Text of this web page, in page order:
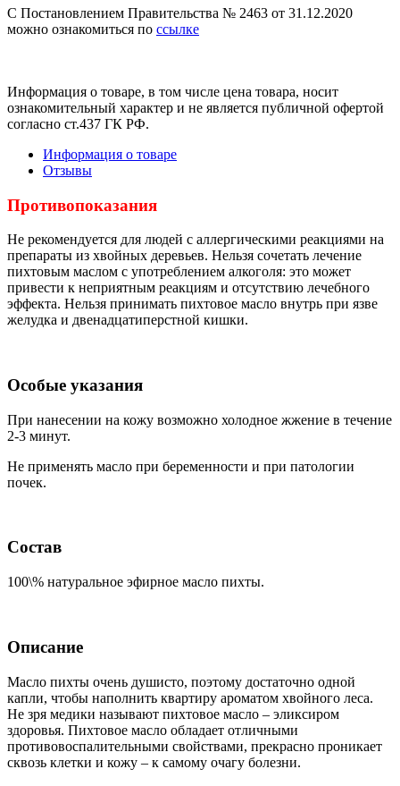
С Постановлением Правительства № 2463 от 31.12.2020
можно ознакомиться по ссылке
Информация о товаре, в том числе цена товара, носит
ознакомительный характер и не является публичной офертой
согласно ст.437 ГК РФ.
Информация о товаре
Отзывы
Противопоказания
Не рекомендуется для людей с аллергическими реакциями на
препараты из хвойных деревьев. Нельзя сочетать лечение
пихтовым маслом с употреблением алкоголя: это может
привести к неприятным реакциям и отсутствию лечебного
эффекта. Нельзя принимать пихтовое масло внутрь при язве
желудка и двенадцатиперстной кишки.
Особые указания
При нанесении на кожу возможно холодное жжение в течение
2-3 минут.
Не применять масло при беременности и при патологии
почек.
Состав
100\% натуральное эфирное масло пихты.
Описание
Масло пихты очень душисто, поэтому достаточно одной
капли, чтобы наполнить квартиру ароматом хвойного леса.
Не зря медики называют пихтовое масло – эликсиром
здоровья. Пихтовое масло обладает отличными
противовоспалительными свойствами, прекрасно проникает
сквозь клетки и кожу – к самому очагу болезни.